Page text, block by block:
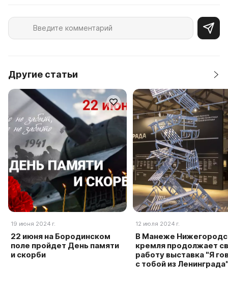
Другие статьи
19 июня 2024 г.
22 июня на Бородинском
поле пройдет День памяти
и скорби
12 июля 2024 г.
В Манеже
кремля продолжает
работу выставка "Я
с тобой из